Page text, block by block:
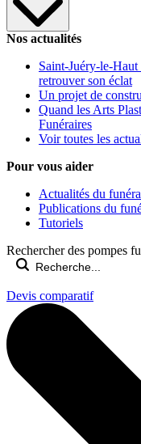
Nos actualités
Saint-Juéry-le-
retrouver son éclat
Un projet de
Quand les Arts
Funéraires
Voir toutes les
Pour vous aider
Actualités du
Publications du
Tutoriels
Rechercher des pompes
Devis comparatif